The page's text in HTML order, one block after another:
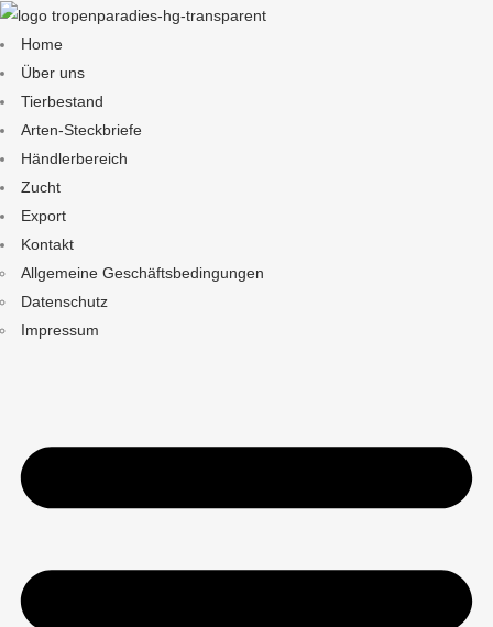
Home
Über uns
Tierbestand
Arten-Steckbriefe
Händlerbereich
Zucht
Export
Kontakt
Allgemeine Geschäftsbedingungen
Datenschutz
Impressum